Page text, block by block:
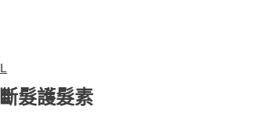
髮護髮素